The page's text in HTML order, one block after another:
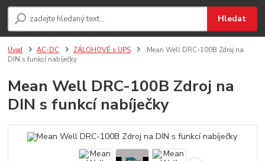
Hledat
Úvod AC-DC ZÁLOHOVÉ s UPS
Mean Well DRC-100B Zdroj na
DIN s funkcí nabíječky
Mean Well DRC-100B Zdroj na
DIN s funkcí nabíječky